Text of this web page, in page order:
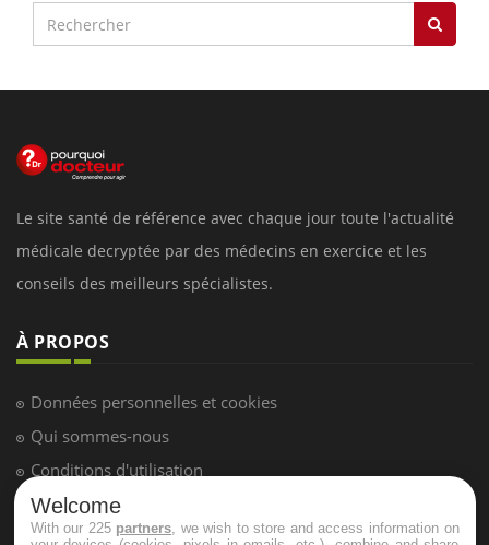
Le site santé de référence avec chaque jour toute l'actualité
médicale decryptée par des médecins en exercice et les
conseils des meilleurs spécialistes.
À PROPOS
Données personnelles et cookies
Qui sommes-nous
Conditions d'utilisation
Plan du site
Mentions Légales
Welcome
With our 225 partners , we wish to store and access information on